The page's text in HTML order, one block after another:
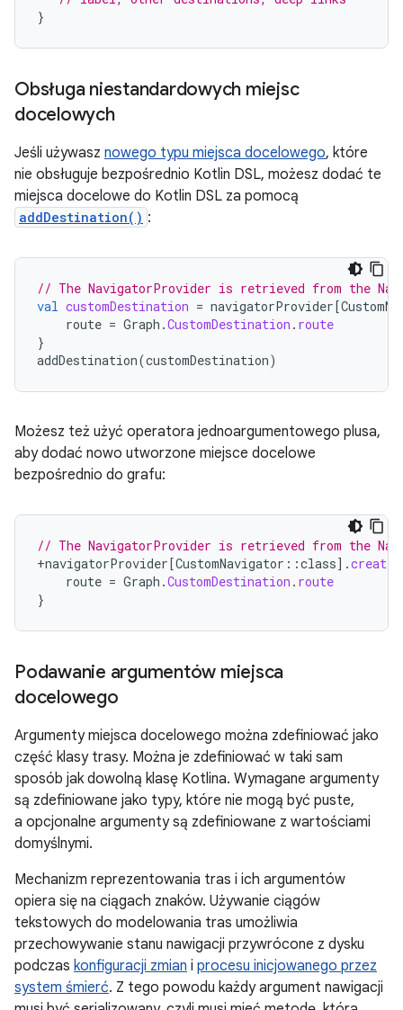
}
Obsługa niestandardowych miejsc
docelowych
Jeśli używasz nowego typu miejsca docelowego, które
nie obsługuje bezpośrednio Kotlin DSL, możesz dodać te
miejsca docelowe do Kotlin DSL za pomocą
addDestination() :
// The NavigatorProvider is retrieved from the
val customDestination = navigatorProvider[
route = Graph .CustomDestination . route
}
addDestination(customDestination)
Możesz też użyć operatora jednoargumentowego plusa,
aby dodać nowo utworzone miejsce docelowe
bezpośrednio do grafu:
// The NavigatorProvider is retrieved from the
+navigatorProvider[CustomNavigator ::class] .
route = Graph .CustomDestination . route
}
Podawanie argumentów miejsca
docelowego
Argumenty miejsca docelowego można zdefiniować jako
część klasy trasy. Można je zdefiniować w taki sam
sposób jak dowolną klasę Kotlina. Wymagane argumenty
są zdefiniowane jako typy, które nie mogą być puste,
a opcjonalne argumenty są zdefiniowane z wartościami
domyślnymi.
Mechanizm reprezentowania tras i ich argumentów
opiera się na ciągach znaków. Używanie ciągów
tekstowych do modelowania tras umożliwia
przechowywanie stanu nawigacji przywrócone z dysku
podczas konfiguracji zmian i procesu inicjowanego przez
system śmierć. Z tego powodu każdy argument nawigacji